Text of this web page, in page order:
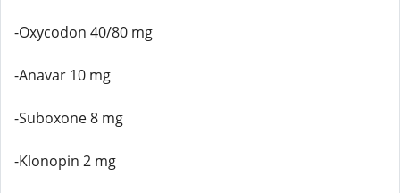
-Oxycodon 40/80 mg
-Anavar 10 mg
-Suboxone 8 mg
-Klonopin 2 mg